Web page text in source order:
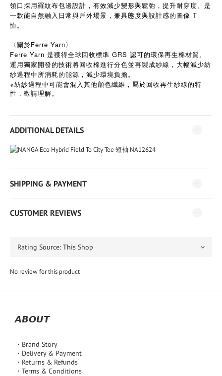
領口採用羅紋布包邊設計，有效減少變形與鬆弛，提升耐穿度。是
一款能自然融入日常與戶外場景，兼具態度與設計感的圖像 T
恤。
〈關於Ferre Yarn〉
Ferre Yarn 是獲得全球回收標準 GRS 認可的環保再生棉材質。
運用獨家開發的技術將回收棉進行分色並再製成紗線，大幅減少紡
紗過程中所消耗的能源，減少環境負擔。
※紡紗過程中可能會混入其他顏色纖維，屬於回收再生紗線的特
性，敬請理解。
ADDITIONAL DETAILS
SHIPPING & PAYMENT
CUSTOMER REVIEWS
No review for this product
𝘼𝘽𝙊𝙐𝙏
・Brand Story
・Delivery & Payment
・Returns & Refunds
・Terms & Conditions